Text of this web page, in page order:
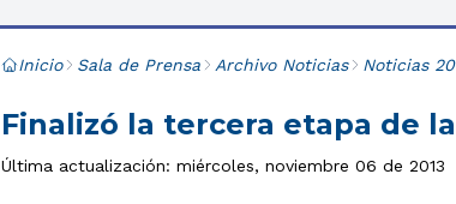
Inicio Sala de Prensa Archivo Noticias Noticias
Finalizó la tercera etapa de
Última actualización: miércoles, noviembre 06 de 2013